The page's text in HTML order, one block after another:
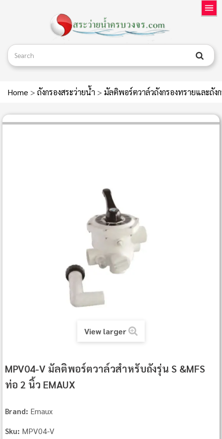
Home > ถังกรองสระว่ายน้ำ > มัลติพอร์ตวาล์วถังกรองทรายและถัง
View larger
MPV04-V มัลติพอร์ตวาล์วสำหรับถังรุ่น S &MFS
ท่อ 2 นิ้ว EMAUX
Brand: Emaux
Sku: MPV04-V